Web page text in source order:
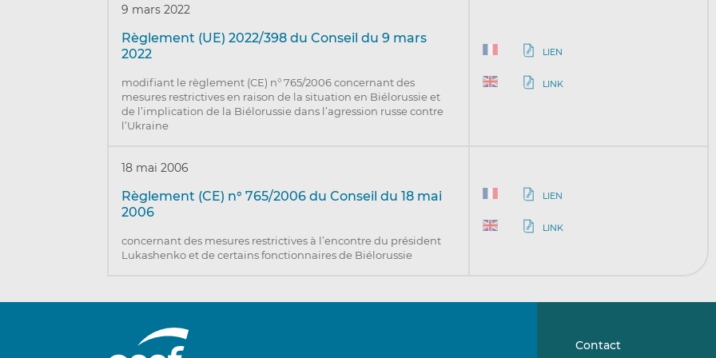
9 mars 2022
Règlement (UE) 2022/398 du Conseil du 9 mars
2022
modifiant le règlement (CE) n° 765/2006 concernant des
mesures restrictives en raison de la situation en Biélorussie et
de l’implication de la Biélorussie dans l’agression russe contre
l’Ukraine
LIEN
LINK
18 mai 2006
Règlement (CE) n° 765/2006 du Conseil du 18 mai
2006
concernant des mesures restrictives à l’encontre du président
Lukashenko et de certains fonctionnaires de Biélorussie
LIEN
LINK
Contact